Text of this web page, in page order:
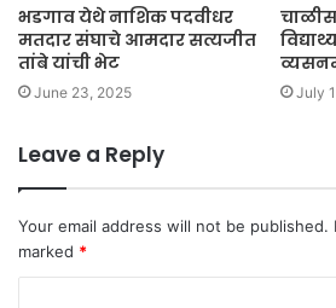
भडगाव येथे नाशिक पदवीधर
मतदार संघाचे आमदार सत्यजीत
तांबे यांची भेट
June 23, 2025 July
Leave a Reply
Your email address will not be published.
marked *